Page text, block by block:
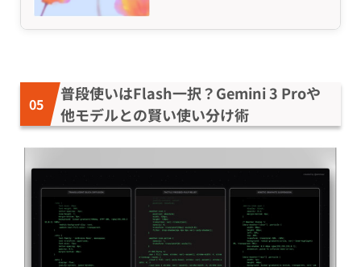
普段使いはFlash一択？Gemini 3 Proや
他モデルとの賢い使い分け術